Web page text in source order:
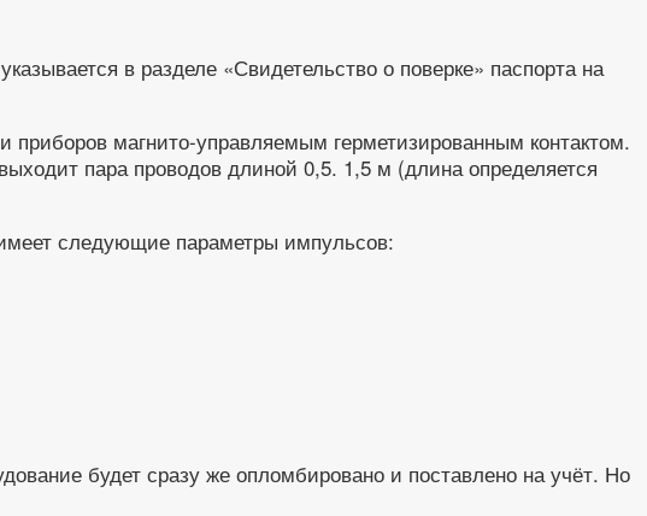
в разделе «Свидетельство о поверке» паспорта на
магнито-управляемым герметизированным контактом.
пара проводов длиной 0,5. 1,5 м (длина определяется
следующие параметры импульсов:
будет сразу же опломбировано и поставлено на учёт. Но